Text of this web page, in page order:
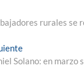
rurales se
Entrada
siguiente:
Solano: en marzo